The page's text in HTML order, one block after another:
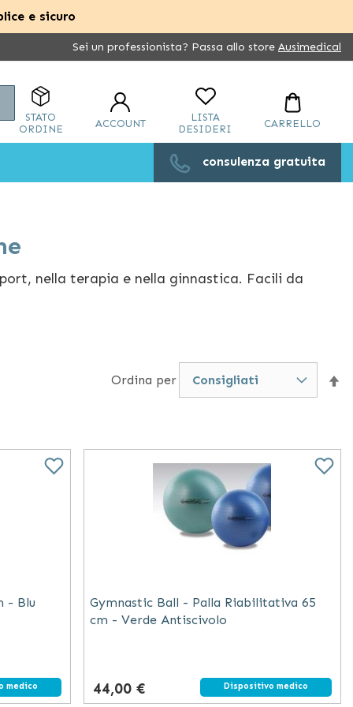
e sicuro
Sei un professionista? Passa allo store Ausimedical
STATO
ORDINE
ACCOUNT
LISTA
DESIDERI
CARRELLO
consulenza gratuita
nella terapia e nella ginnastica. Facili da
che non tradirà le tue aspettative e ti
di allenamento o di terapia che hai in mente.
Ordina per
- Blu
medico
Gymnastic Ball - Palla Riabilitativa 65
cm - Verde Antiscivolo
44,00 € Dispositivo medico